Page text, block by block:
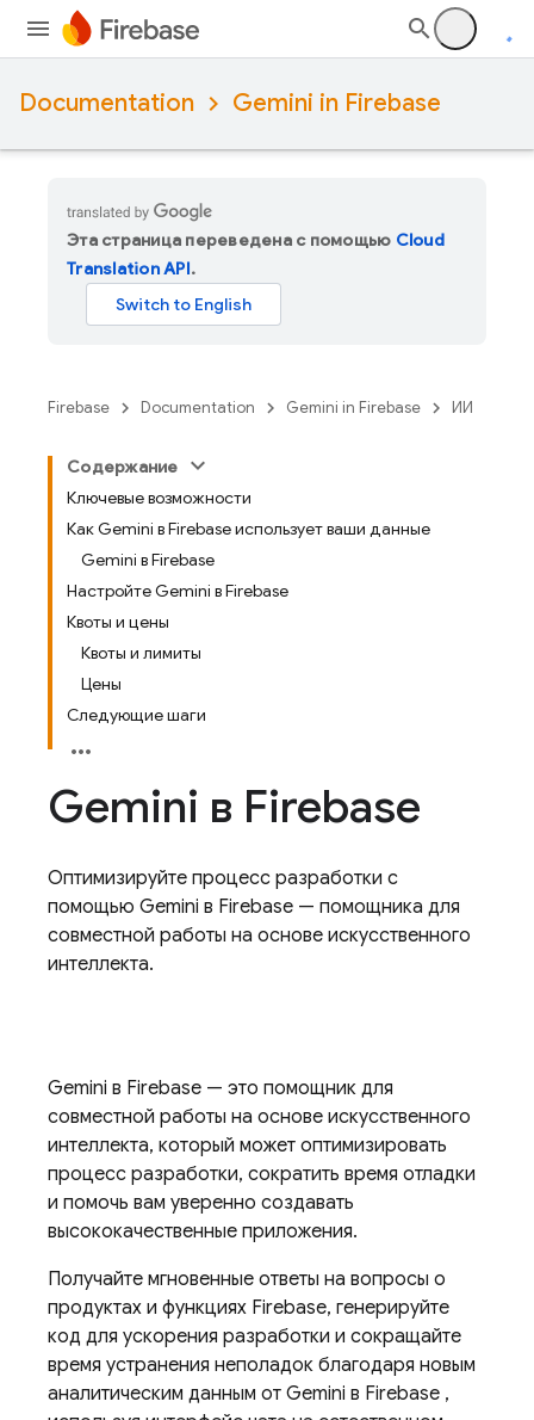
Documentation Gemini in Firebase
Эта страница переведена с помощью Cloud
Translation API.
Firebase Documentation Gemini in Firebase ИИ
Содержание
Ключевые возможности
Как Gemini в Firebase использует ваши данные
Gemini в Firebase
Настройте Gemini в Firebase
Квоты и цены
Квоты и лимиты
Цены
Следующие шаги
Gemini в Firebase
Оптимизируйте процесс разработки с
помощью Gemini в Firebase — помощника для
совместной работы на основе искусственного
интеллекта.
Gemini в Firebase — это помощник для
совместной работы на основе искусственного
интеллекта, который может оптимизировать
процесс разработки, сократить время отладки
и помочь вам уверенно создавать
высококачественные приложения.
Получайте мгновенные ответы на вопросы о
продуктах и ​​функциях Firebase, генерируйте
код для ускорения разработки и сокращайте
время устранения неполадок благодаря новым
аналитическим данным от Gemini в Firebase ,